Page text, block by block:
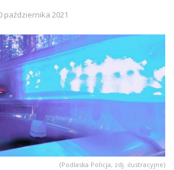
października 2021
(Podlaska Policja, zdj. ilustracyjne)